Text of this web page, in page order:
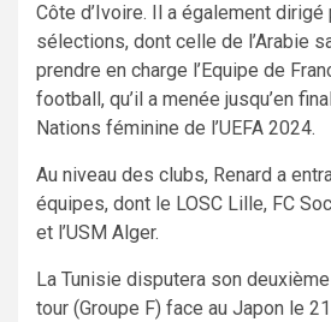
Côte d’Ivoire. Il a également
sélections, dont celle de l’Arabie
prendre en charge l’Equipe de
football, qu’il a menée jusqu’en
Nations féminine de l’UEFA 2024.
Au niveau des clubs, Renard a
équipes, dont le LOSC Lille, FC
et l’USM Alger.
La Tunisie disputera son
tour (Groupe F) face au Japon le